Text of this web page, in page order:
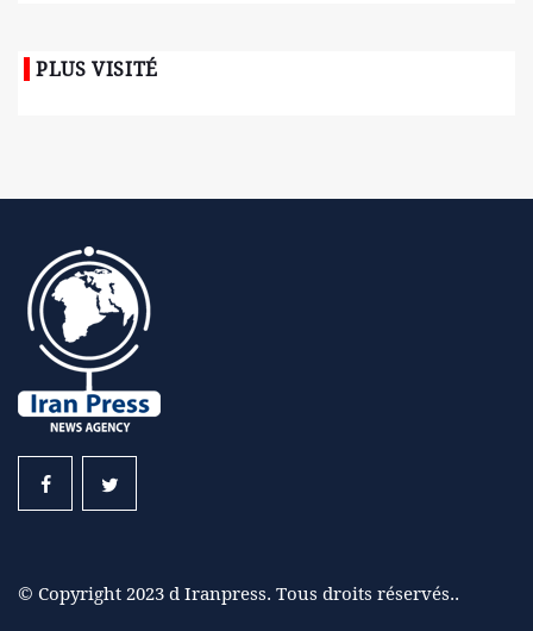
PLUS VISITÉ
© Copyright 2023 d Iranpress. Tous droits réservés..